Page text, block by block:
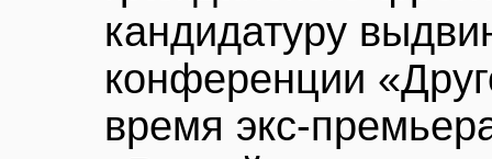
кандидатуру
конференции
время экс-